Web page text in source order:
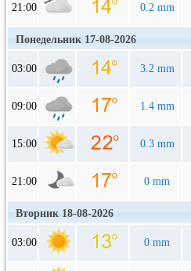
21:00 0.2 mm
Понедельник 17-08-2026
03:00 3.2 mm
09:00 1.4 mm
15:00 0.3 mm
21:00 0 mm
Вторник 18-08-2026
03:00 0 mm